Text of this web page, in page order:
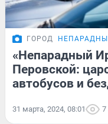
ГОРОД
«Непарадный
Перовской:
автобусов и
31 марта, 2024, 08:01 7